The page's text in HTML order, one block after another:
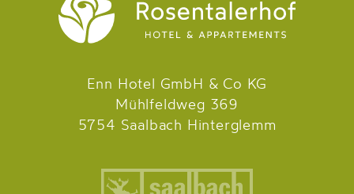
Enn Hotel GmbH & Co KG
Mühlfeldweg 369
5754 Saalbach Hinterglemm